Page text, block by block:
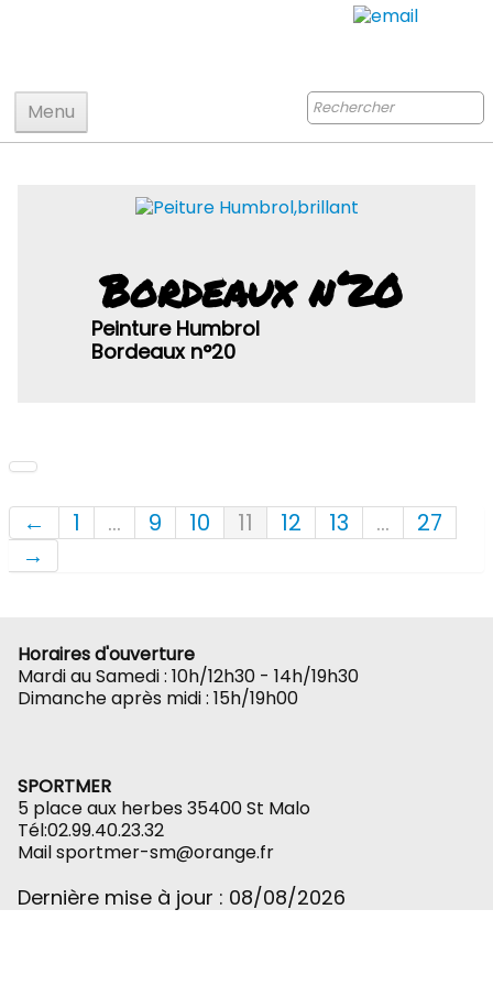
Menu
Peinture
Puzzle
Rolife-3D
Bordeaux n°20
Peinture Humbrol
Bordeaux n°20
← 1 ... 9 10 11 12 13 ...
27
→
Horaires d'ouverture
Mardi au Samedi : 10h/12h30 - 14h/19h30
Dimanche après midi : 15h/19h00
SPORTMER
5 place aux herbes 35400 St Malo
Tél:02.99.40.23.32
Mail sportmer-sm@orange.fr
Dernière mise à jour : 08/08/2026